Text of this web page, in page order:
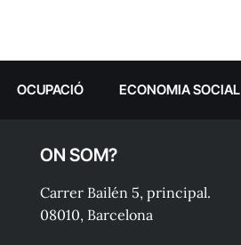
OCUPACIÓ ECONOMIA SOCIAL
ON SOM?
Carrer Bailén 5, principal.
08010, Barcelona